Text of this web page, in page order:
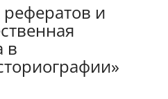
и
в